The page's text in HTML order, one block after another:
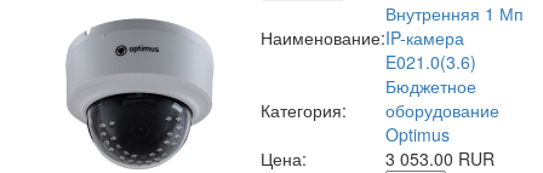
Наименование:
Внутренняя 1 Мп
IP-камера
E021.0(3.6)
Категория:
Бюджетное
оборудование
Optimus
Цена:
3 053.00 RUR